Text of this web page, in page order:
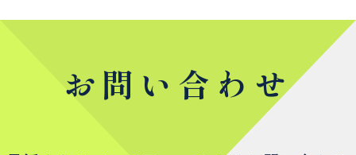
お問い合わせ